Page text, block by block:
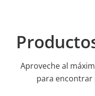
Aproveche al
para